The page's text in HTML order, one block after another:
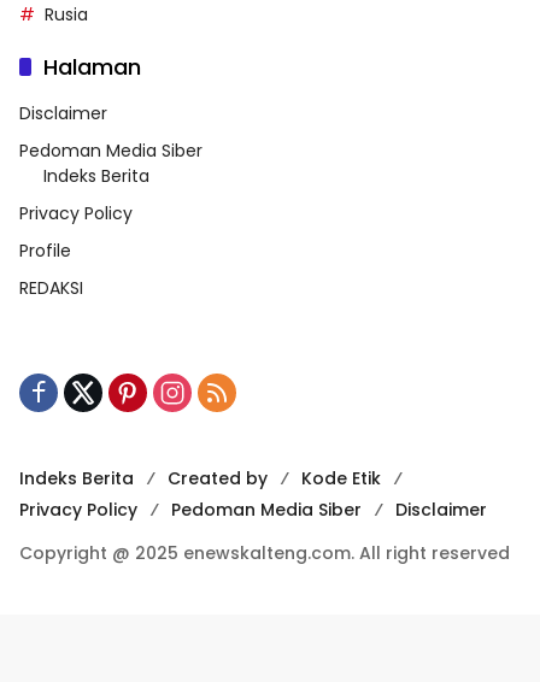
Rusia
Halaman
Disclaimer
Pedoman Media Siber
Indeks Berita
Privacy Policy
Profile
REDAKSI
Indeks Berita Created by
Kode Etik
Privacy Policy
Pedoman Media Siber
Disclaimer
Copyright @ 2025 enewskalteng.com. All right reserved